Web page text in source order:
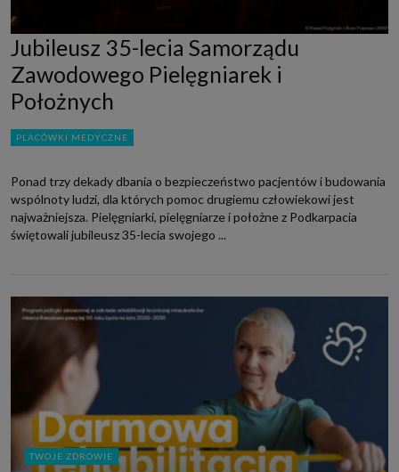
Jubileusz 35-lecia Samorządu
Zawodowego Pielęgniarek i
Położnych
PLACÓWKI MEDYCZNE
Ponad trzy dekady dbania o bezpieczeństwo pacjentów i budowania
wspólnoty ludzi, dla których pomoc drugiemu człowiekowi jest
najważniejsza. Pielęgniarki, pielęgniarze i położne z Podkarpacia
świętowali jubileusz 35-lecia swojego ...
TWOJE ZDROWIE